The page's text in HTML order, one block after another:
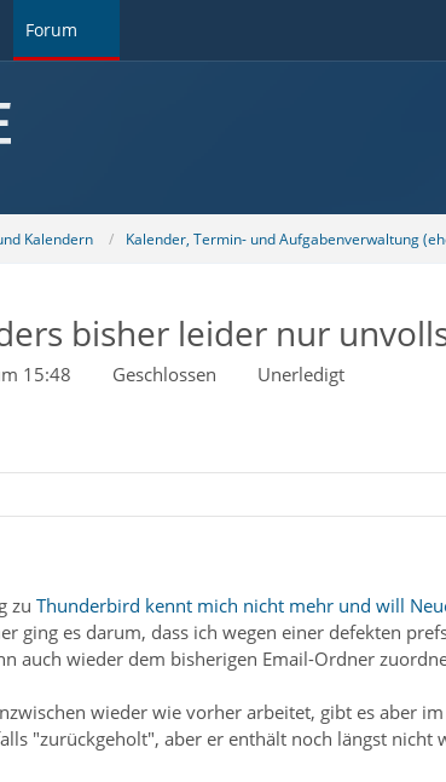
Forum
Kalendern Kalender, Termin- und Aufgabenverwaltung
bisher leider nur
15:48 Geschlossen Unerledigt
zu Thunderbird kennt mich nicht mehr und will
ging es darum, dass ich wegen einer defekten
auch wieder dem bisherigen Email-Ordner
wieder wie vorher arbeitet, gibt es aber
"zurückgeholt", aber er enthält noch längst nicht